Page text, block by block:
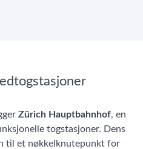
Zürich Hauptbahnhof, en
togstasjoner. Dens
til et nøkkelknutepunkt for